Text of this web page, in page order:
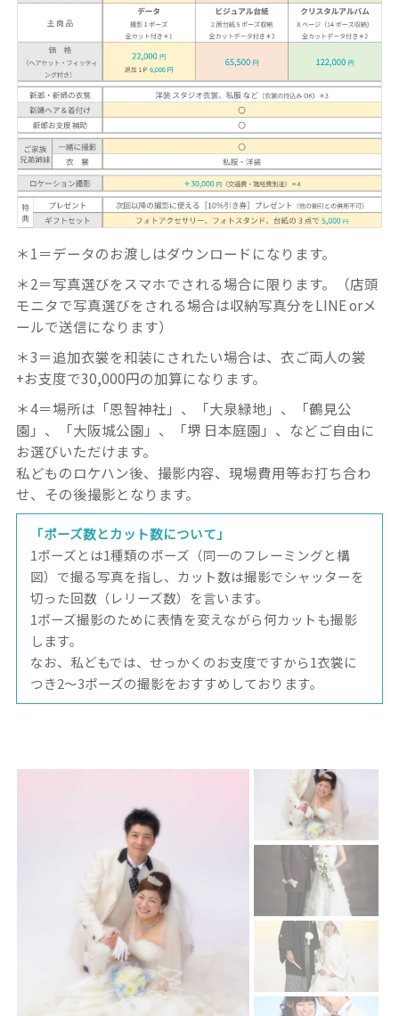
＊1＝データのお渡しはダウンロードになります。
＊2＝写真選びをスマホでされる場合に限ります。（店頭
モニタで写真選びをされる場合は収納写真分をLINE orメ
ールで送信になります）
＊3＝追加衣裳を和装にされたい場合は、衣ご両人の裳
+お支度で30,000円の加算になります。
＊4＝場所は「恩智神社」、「大泉緑地」、「鶴見公
園」、「大阪城公園」、「堺 日本庭園」、などご自由に
お選びいただけます。
私どものロケハン後、撮影内容、現場費用等お打ち合わ
せ、その後撮影となります。
「ポーズ数とカット数について」
1ポーズとは1種類のポーズ（同一のフレーミングと構
図）で撮る写真を指し、カット数は撮影でシャッターを
切った回数（レリーズ数）を言います。
1ポーズ撮影のために表情を変えながら何カットも撮影
します。
なお、私どもでは、せっかくのお支度ですから1衣裳に
つき2〜3ポーズの撮影をおすすめしております。